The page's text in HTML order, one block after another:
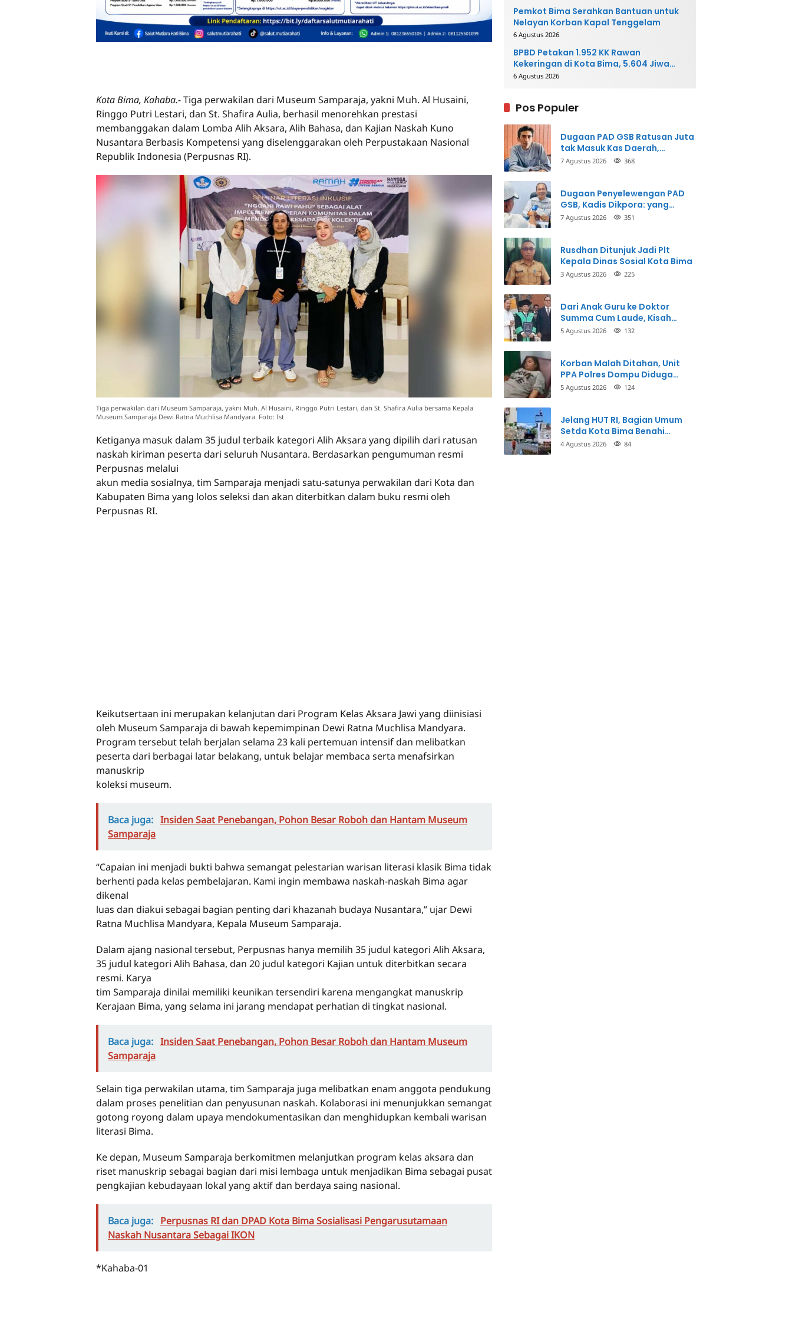
Kota Bima, Kahaba.-Tiga perwakilan dari Museum Samparaja, yakni Muh. Al Husaini,
Ringgo Putri Lestari, dan St. Shafira Aulia, berhasil menorehkan prestasi
membanggakan dalam Lomba Alih Aksara, Alih Bahasa, dan Kajian Naskah Kuno
Nusantara Berbasis Kompetensi yang diselenggarakan oleh Perpustakaan Nasional
Republik Indonesia (Perpusnas RI).
Tiga perwakilan dari Museum Samparaja, yakni Muh. Al Husaini, Ringgo Putri Lestari, dan St. Shafira Aulia bersama Kepala
Museum Samparaja Dewi Ratna Muchlisa Mandyara. Foto: Ist
Ketiganya masuk dalam 35 judul terbaik kategori Alih Aksara yang dipilih dari ratusan
naskah kiriman peserta dari seluruh Nusantara. Berdasarkan pengumuman resmi
Perpusnas melalui
akun media sosialnya, tim Samparaja menjadi satu-satunya perwakilan dari Kota dan
Kabupaten Bima yang lolos seleksi dan akan diterbitkan dalam buku resmi oleh
Perpusnas RI.
Keikutsertaan ini merupakan kelanjutan dari Program Kelas Aksara Jawi yang diinisiasi
oleh Museum Samparaja di bawah kepemimpinan Dewi Ratna Muchlisa Mandyara.
Program tersebut telah berjalan selama 23 kali pertemuan intensif dan melibatkan
peserta dari berbagai latar belakang, untuk belajar membaca serta menafsirkan
manuskrip
koleksi museum.
Baca juga: Insiden Saat Penebangan, Pohon Besar Roboh dan Hantam Museum
Samparaja
“Capaian ini menjadi bukti bahwa semangat pelestarian warisan literasi klasik Bima tidak
berhenti pada kelas pembelajaran. Kami ingin membawa naskah-naskah Bima agar
dikenal
luas dan diakui sebagai bagian penting dari khazanah budaya Nusantara,” ujar Dewi
Ratna Muchlisa Mandyara, Kepala Museum Samparaja.
Dalam ajang nasional tersebut, Perpusnas hanya memilih 35 judul kategori Alih Aksara,
35 judul kategori Alih Bahasa, dan 20 judul kategori Kajian untuk diterbitkan secara
resmi. Karya
tim Samparaja dinilai memiliki keunikan tersendiri karena mengangkat manuskrip
Kerajaan Bima, yang selama ini jarang mendapat perhatian di tingkat nasional.
Baca juga: Insiden Saat Penebangan, Pohon Besar Roboh dan Hantam Museum
Samparaja
Selain tiga perwakilan utama, tim Samparaja juga melibatkan enam anggota pendukung
dalam proses penelitian dan penyusunan naskah. Kolaborasi ini menunjukkan semangat
gotong royong dalam upaya mendokumentasikan dan menghidupkan kembali warisan
literasi Bima.
Ke depan, Museum Samparaja berkomitmen melanjutkan program kelas aksara dan
riset manuskrip sebagai bagian dari misi lembaga untuk menjadikan Bima sebagai pusat
pengkajian kebudayaan lokal yang aktif dan berdaya saing nasional.
Baca juga: Perpusnas RI dan DPAD Kota Bima Sosialisasi Pengarusutamaan
Naskah Nusantara Sebagai IKON
*Kahaba-01
Pemkot Bima Serahkan Bantuan untuk
Nelayan Korban Kapal Tenggelam
6 Agustus 2026
BPBD Petakan 1.952 KK Rawan
Kekeringan di Kota Bima, 5.604 Jiwa
Berpotensi Terdampak
6 Agustus 2026
Pos Populer
Dugaan PAD GSB Ratusan Juta
tak Masuk Kas Daerah,
Inspektorat Panggil Pihak
7 Agustus 2026 368
Dugaan Penyelewengan PAD
GSB, Kadis Dikpora: yang
Bersangkutan Akui
7 Agustus 2026 351
Rusdhan Ditunjuk Jadi Plt
Kepala Dinas Sosial Kota Bima
3 Agustus 2026 225
Dari Anak Guru ke Doktor
Summa Cum Laude, Kisah
Taman Firdaus Menginspirasi
5 Agustus 2026 132
Korban Malah Ditahan, Unit
PPA Polres Dompu Diduga
Balikkan Fakta Kasus
5 Agustus 2026 124
Jelang HUT RI, Bagian Umum
Setda Kota Bima Benahi
Kantor Pemkot
4 Agustus 2026 84